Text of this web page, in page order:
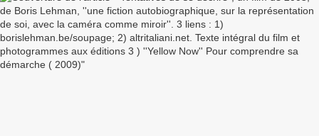
éditions 3 ) ''Yellow Now'' Pour comprendre sa
démarche ( 2009)